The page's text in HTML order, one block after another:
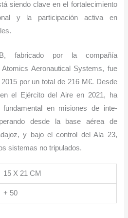
siendo clave en el fortalecimien­to
y la participa­ción activa en
fabricado por la com­pañía
Atomics Aeronautical Systems, fue
por un total de 216 M€. Desde
el Ejército del Aire en 2021, ha
fundamental en misiones de inte­
desde la base aérea de
y bajo el control del Ala 23,
sistemas no tripulados.
15 X 21 CM
+ 50